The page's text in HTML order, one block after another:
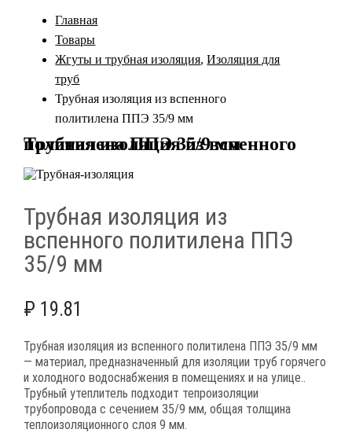
Главная
Товары
Жгуты и трубная изоляция,Изоляция для
труб
Трубная изоляция из вспенного
политилена ППЭ 35/9 мм
Трубная изоляция из вспенного политилена ППЭ 35/9 мм
Трубная изоляция из
вспенного политилена ППЭ
35/9 мм
₽ 19.81
Трубная изоляция из вспенного политилена ППЭ 35/9 мм
— материал, предназначенный для изоляции труб горячего
и холодного водоснабжения в помещениях и на улице..
Трубный утеплитель подходит тепроизоляции
трубопровода с сечением 35/9 мм, общая толщина
теплоизоляционного слоя 9 мм.